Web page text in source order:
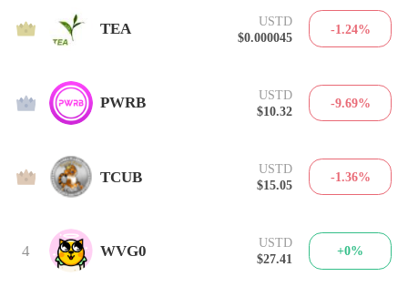
1 TEA
USTD
$0.000045
-1.24%
2 PWRB
USTD
$10.32
-9.69%
3 TCUB
USTD
$15.05
-1.36%
4 WVG0
USTD
$27.41
+0%